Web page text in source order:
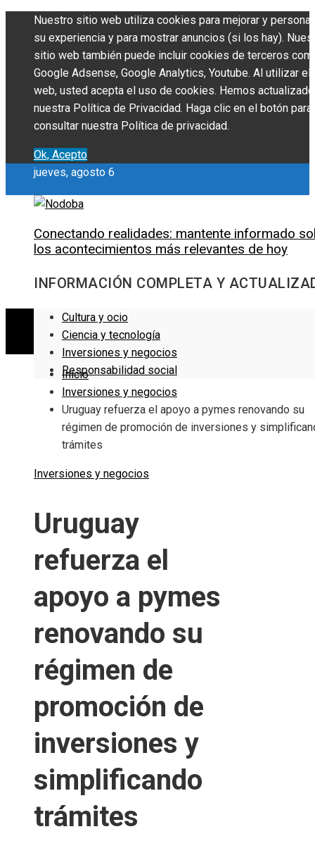
Nuestro sitio web utiliza cookies para mejorar y
su experiencia y para mostrar anuncios (si los hay).
sitio web también puede incluir cookies de terceros
Google Adsense, Google Analytics, Youtube. Al utilizar
web, usted acepta el uso de cookies. Hemos actualizado
nuestra Política de Privacidad. Haga clic en el botón para
consultar nuestra Política de privacidad.
Ok, Acepto
jueves, agosto 6
Conectando realidades: mantente informado
los acontecimientos más relevantes de hoy
INFORMACIÓN COMPLETA Y
Cultura y ocio
Ciencia y tecnología
Inversiones y negocios
Responsabilidad social
Inicio
Inversiones y negocios
Uruguay refuerza el apoyo a pymes renovando su
régimen de promoción de inversiones y
trámites
Inversiones y negocios
Uruguay
refuerza el
apoyo a pymes
renovando su
régimen de
promoción de
inversiones y
simplificando
trámites